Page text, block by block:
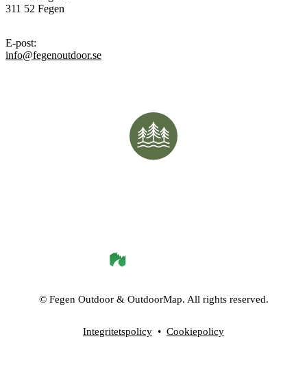
311 52 Fegen
E-post:
info@fegenoutdoor.se
© Fegen Outdoor& OutdoorMap. All rights reserved.
Integritetspolicy • Cookiepolicy